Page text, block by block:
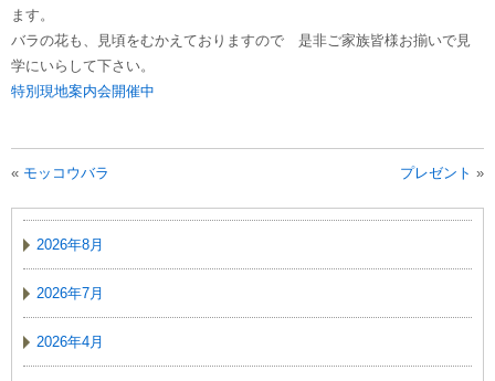
ます。
バラの花も、見頃をむかえておりますので 是非ご家族皆様お揃いで見
学にいらして下さい。
特別現地案内会開催中
« モッコウバラ プレゼント »
2026年8月
2026年7月
2026年4月